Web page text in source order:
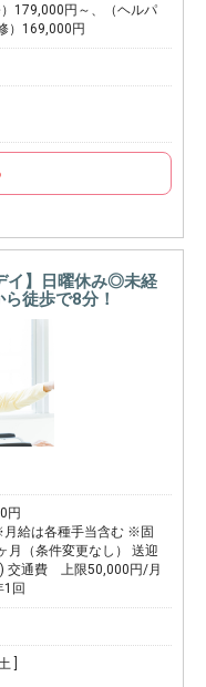
179,000円～、（ヘルパ
）169,000円
イ】日曜休み◎未経
徒歩で8分！
円
給は各種手当含む ※固
月（条件変更なし） 送迎
交通費 上限50,000円/月
回
]